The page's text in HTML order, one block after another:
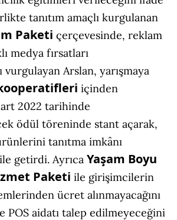
tanıtım amaçlı kurgulanan
Paketi çerçevesinde, reklam
medya fırsatları
vurgulayan Arslan, yarışmaya
içinden
2022 tarihinde
ödül töreninde stant açarak,
tanıtma imkânı
getirdi. Ayrıca Yaşam Boyu
Paketi ile girişimcilerin
ücret alınmayacağını
POS aidatı talep edilmeyeceğini